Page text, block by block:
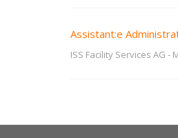
Assistant:e
ISS Facility Services AG -